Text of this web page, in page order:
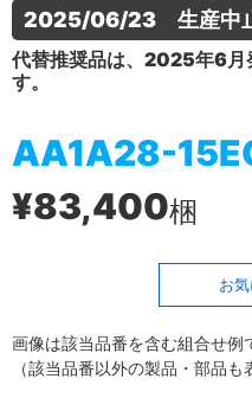
2025/06/23　生産中
代替推奨品は、2025年6月
す。
AA1A28-
¥83,400梱
お
画像は該当品番を含む組合せ例
（該当品番以外の製品・部品も